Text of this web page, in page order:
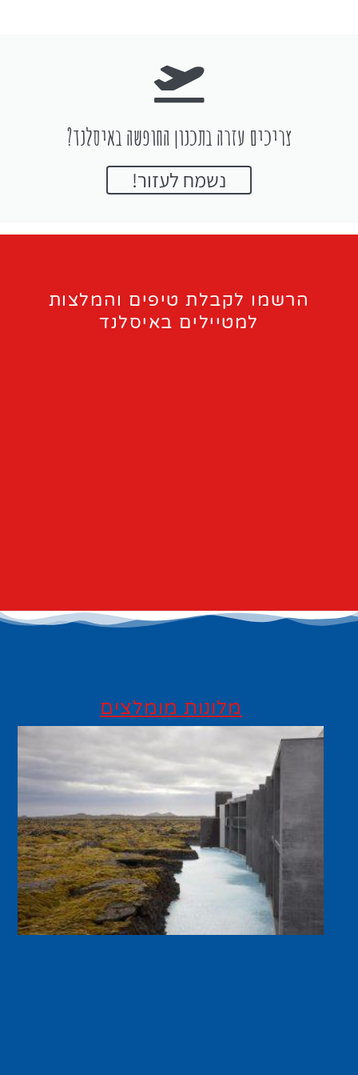
צריכים עזרה בתכנון החופשה באיסלנד?
נשמח לעזור!
הרשמו לקבלת טיפים והמלצות
למטיילים באיסלנד
מלונות מומלצים